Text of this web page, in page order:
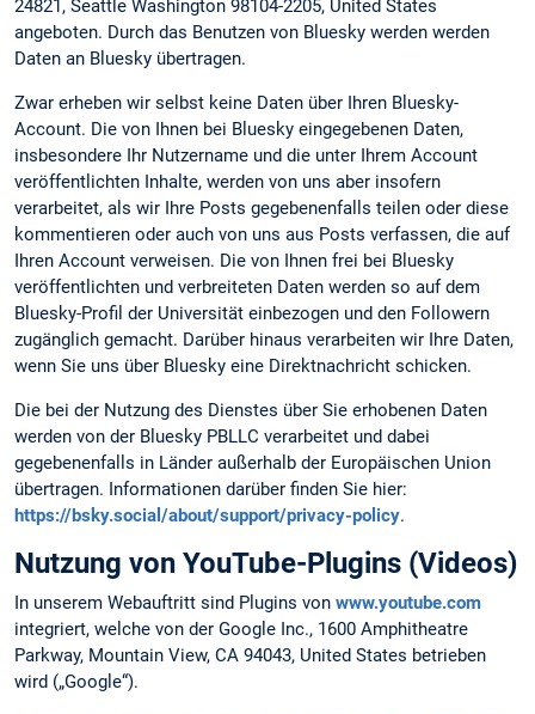
24821, Seattle Washington 98104-2205, United States
angeboten. Durch das Benutzen von Bluesky werden werden
Daten an Bluesky übertragen.
Zwar erheben wir selbst keine Daten über Ihren Bluesky-
Account. Die von Ihnen bei Bluesky eingegebenen Daten,
insbesondere Ihr Nutzername und die unter Ihrem Account
veröffentlichten Inhalte, werden von uns aber insofern
verarbeitet, als wir Ihre Posts gegebenenfalls teilen oder diese
kommentieren oder auch von uns aus Posts verfassen, die auf
Ihren Account verweisen. Die von Ihnen frei bei Bluesky
veröffentlichten und verbreiteten Daten werden so auf dem
Bluesky-Profil der Universität einbezogen und den Followern
zugänglich gemacht. Darüber hinaus verarbeiten wir Ihre Daten,
wenn Sie uns über Bluesky eine Direktnachricht schicken.
Die bei der Nutzung des Dienstes über Sie erhobenen Daten
werden von der Bluesky PBLLC verarbeitet und dabei
gegebenenfalls in Länder außerhalb der Europäischen Union
übertragen. Informationen darüber finden Sie hier:
https://bsky.social/about/support/privacy-policy.
Nutzung von YouTube-Plugins (Videos)
In unserem Webauftritt sind Plugins von www.youtube.com
integriert, welche von der Google Inc., 1600 Amphitheatre
Parkway, Mountain View, CA 94043, United States betrieben
wird („Google“).